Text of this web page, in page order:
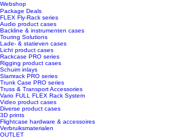
Webshop
Package Deals
FLEX Fly-Rack series
Audio product cases
Backline & instrumenten cases
Touring Solutions
Lade- & statieven cases
Licht product cases
Rackcase PRO series
Rigging product cases
Schuim inlays
Slamrack PRO series
Trunk Case PRO series
Truss & Transport Accessories
Vario FULL FLEX Rack System
Video product cases
Diverse product cases
3D prints
Flightcase hardware & accessoires
Verbruiksmaterialen
OUTLET